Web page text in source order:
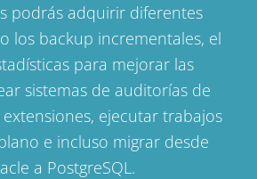
podrás adquirir diferentes
los backup incrementales, el
para mejorar las
sistemas de auditorías de
ejecutar trabajos
e incluso migrar desde
a PostgreSQL.